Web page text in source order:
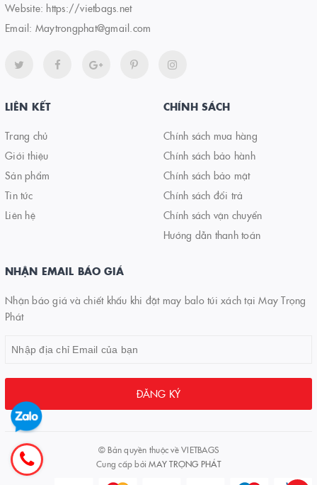
Website: https://vietbags.net
Email: Maytrongphat@gmail.com
LIÊN KẾT
Trang chủ
Giới thiệu
Sản phẩm
Tin tức
Liên hệ
CHÍNH SÁCH
Chính sách mua hàng
Chính sách bảo hành
Chính sách bảo mật
Chính sách đổi trả
Chính sách vận chuyển
Hướng dẫn thanh toán
NHẬN EMAIL BÁO GIÁ
Nhận báo giá và chiết khấu khi đặt may balo túi xách tại May Trọng
Phát
ĐĂNG KÝ
© Bản quyền thuộc vềVIETBAGS
Cung cấp bởiMAY TRỌNG PHÁT